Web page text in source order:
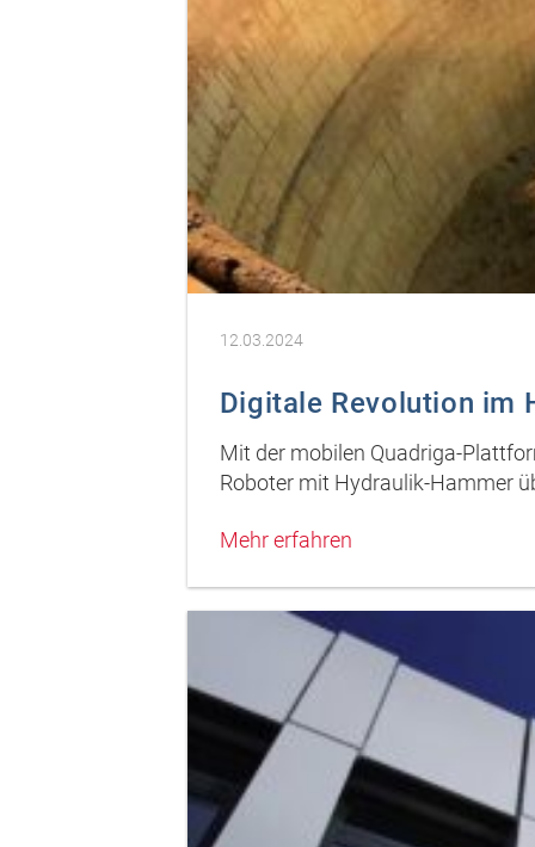
12.03.2024
Digitale Revolution im
Mit der mobilen Quadriga-
Roboter mit Hydraulik-Hammer
Mehr erfahren